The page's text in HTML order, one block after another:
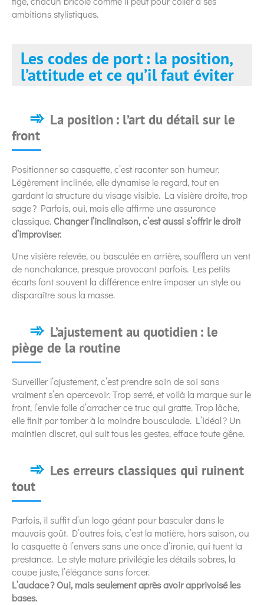
ambitions stylistiques.
Les codes de port : la position,
l’attitude et ce qu’il faut éviter
La position : l’art du détail sur le
front
Positionner sa casquette, c’est raconter son humeur.
Légèrement inclinée, elle dynamise le regard, tout en
gardant la structure du visage visible. La visière droite, trop
sage ? Parfois, oui, mais elle affirme une assurance
classique. Changer l’inclinaison, c’est aussi s’offrir le droit
d’improviser.
Une visière relevée, ou basculée en arrière, soufflera un vent
de nonchalance, presque provocant parfois. Les petits
écarts font souvent la différence entre imposer un style ou
disparaître sous la masse.
L’ajustement au quotidien : le
piège de la routine
Surveiller l’ajustement, c’est prendre soin de soi sans
vraiment s’en apercevoir. Trop serré, et voilà la marque sur le
front, l’envie folle d’arracher ce truc qui gratte. Trop lâche,
elle finit par tomber à la moindre bousculade. L’idéal ? Un
maintien discret, qui suit tous les gestes, efface toute gêne.
Les erreurs classiques qui ruinent
tout
Parfois, il suffit d’un logo géant pour basculer dans le
mauvais goût. D’autres fois, c’est la matière, hors saison, ou
la casquette à l’envers sans une once d’ironie, qui tuent la
prestance. Le style mature privilégie les détails sobres, la
coupe juste, l’élégance sans forcer.
L’audace ? Oui, mais seulement après avoir apprivoisé les
bases.